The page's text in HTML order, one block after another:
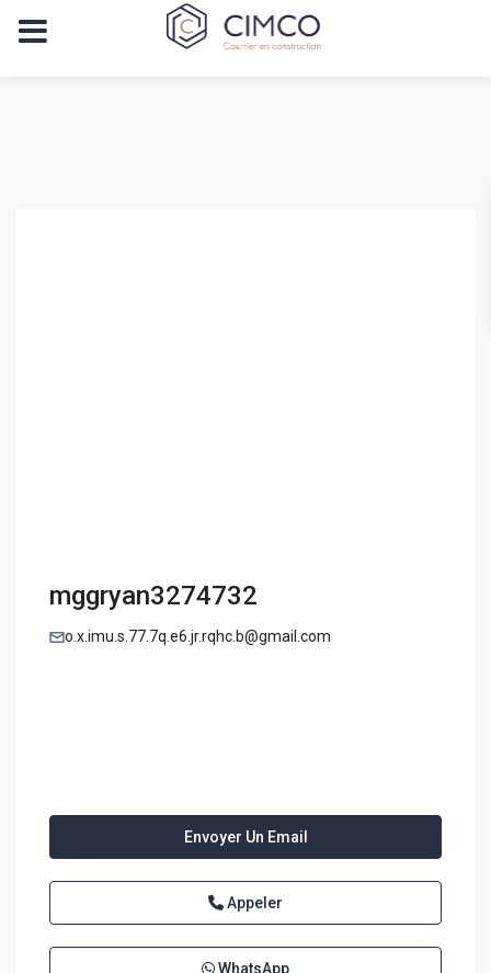
mggryan3274732
o.x.imu.s.77.7q.e6.jr.rqhc.b@gmail.com
Envoyer Un Email
Appeler
WhatsApp